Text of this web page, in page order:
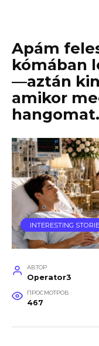
Apám
kómában
—aztán
amikor
hangomat.
INTERESTING
АВТОР
Operator3
ПРОСМОТРОВ
467